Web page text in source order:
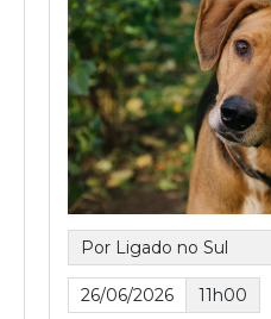
Por Ligado no Sul
26/06/2026 11h00